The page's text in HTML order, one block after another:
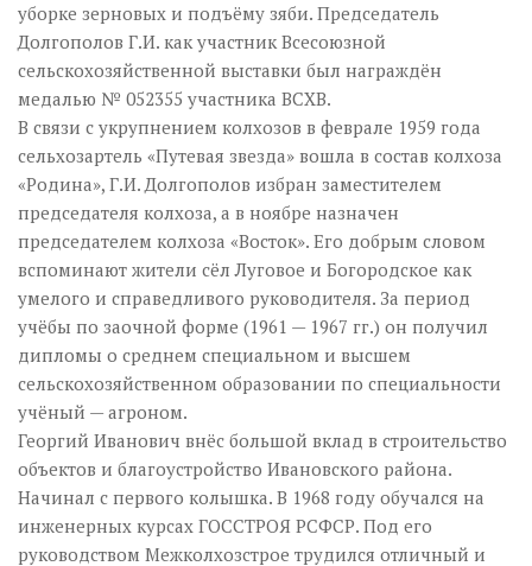
уборке зерновых и подъёму зяби. Председатель
Долгополов Г.И. как участник Всесоюзной
сельскохозяйственной выставки был награждён
медалью № 052355 участника ВСХВ.
В связи с укрупнением колхозов в феврале 1959 года
сельхозартель «Путевая звезда» вошла в состав колхоза
«Родина», Г.И. Долгополов избран заместителем
председателя колхоза, а в ноябре назначен
председателем колхоза «Восток». Его добрым словом
вспоминают жители сёл Луговое и Богородское как
умелого и справедливого руководителя. За период
учёбы по заочной форме (1961 — 1967 гг.) он получил
дипломы о среднем специальном и высшем
сельскохозяйственном образовании по специальности
учёный — агроном.
Георгий Иванович внёс большой вклад в строительство
объектов и благоустройство Ивановского района.
Начинал с первого колышка. В 1968 году обучался на
инженерных курсах ГОССТРОЯ РСФСР. Под его
руководством Межколхозстрое трудился отличный и